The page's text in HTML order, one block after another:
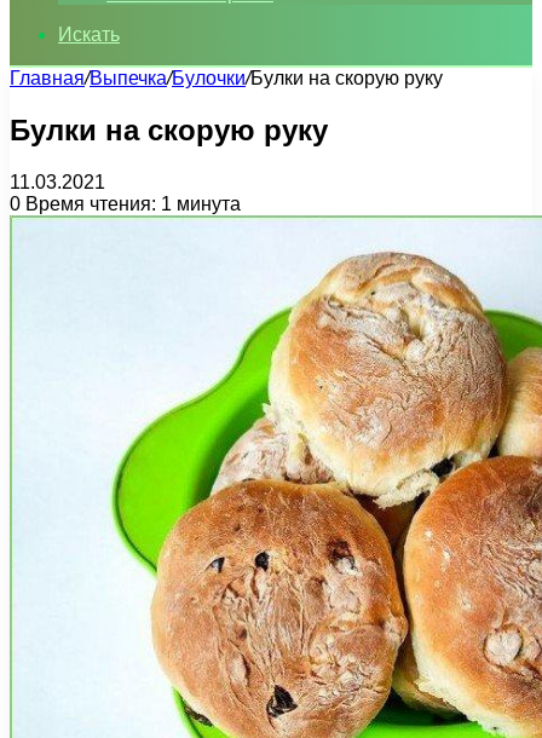
Искать
Главная/Выпечка/Булочки/Булки на скорую руку
Булки на скорую руку
11.03.2021
0 Время чтения: 1 минута